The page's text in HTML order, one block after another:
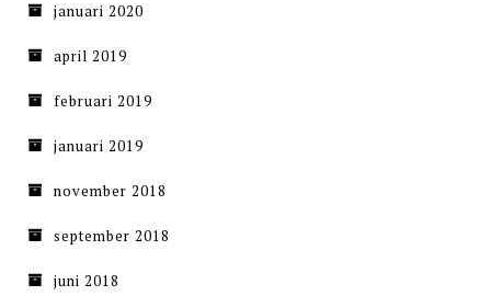
januari 2020
april 2019
februari 2019
januari 2019
november 2018
september 2018
juni 2018